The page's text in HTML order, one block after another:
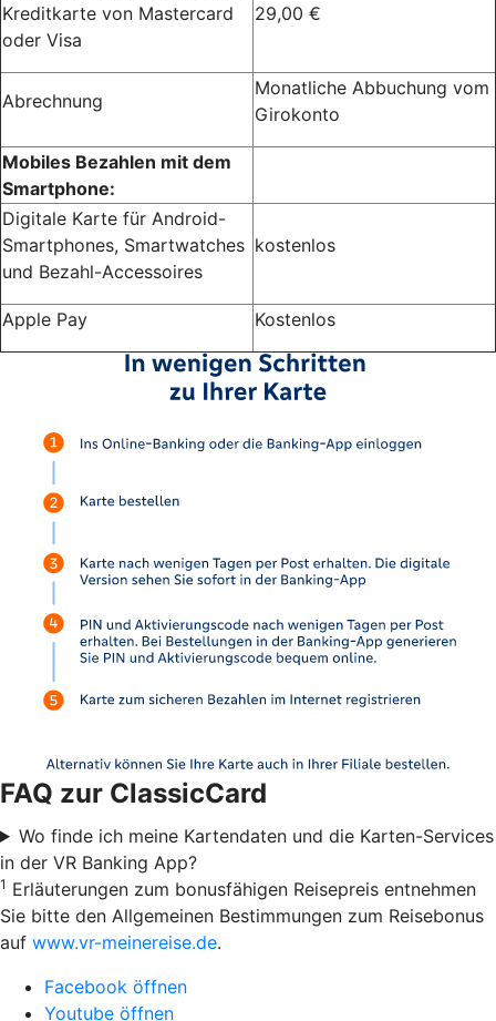
Kreditkarte von Mastercard
oder Visa
29,00 €
Abrechnung
Monatliche Abbuchung vom
Girokonto
Mobiles Bezahlen mit dem
Smartphone:
Digitale Karte für Android-
Smartphones, Smartwatches
und Bezahl-Accessoires
kostenlos
Apple Pay Kostenlos
FAQ zur ClassicCard
Wo finde ich meine Kartendaten und die Karten-Services
in der VR Banking App?
1 Erläuterungen zum bonusfähigen Reisepreis entnehmen
Sie bitte den Allgemeinen Bestimmungen zum Reisebonus
auf www.vr-meinereise.de.
Facebook öffnen
Youtube öffnen